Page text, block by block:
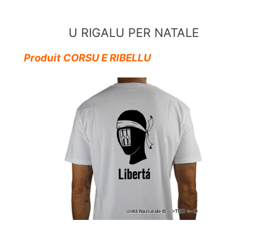
U RIGALU PER NATALE
Produit CORSU E RIBELLU